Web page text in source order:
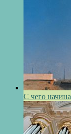
С чего